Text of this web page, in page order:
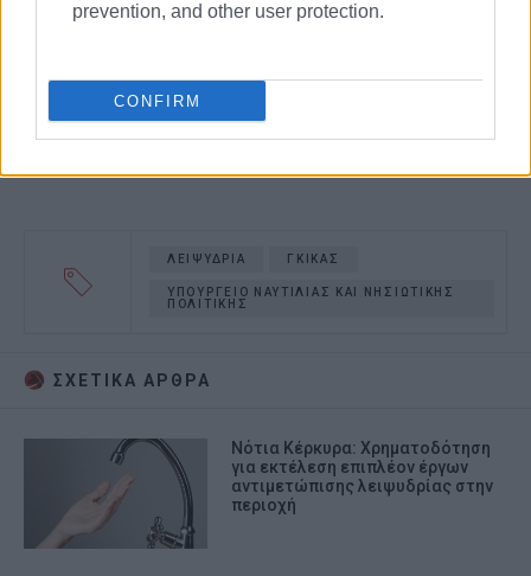
prevention, and other user protection.
CONFIRM
ΛΕΙΨΥΔΡΙΑ ΓΚΙΚΑΣ
ΥΠΟΥΡΓΕΙΟ ΝΑΥΤΙΛΙΑΣ ΚΑΙ ΝΗΣΙΩΤΙΚΗΣ
ΠΟΛΙΤΙΚΗΣ
ΣΧΕΤΙΚA AΡΘΡΑ
Νότια Κέρκυρα: Χρηματοδότηση
για εκτέλεση επιπλέον έργων
αντιμετώπισης λειψυδρίας στην
περιοχή